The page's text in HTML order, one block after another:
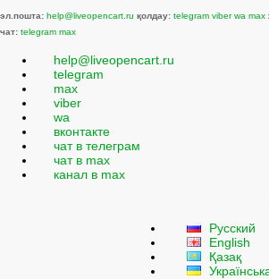
эл.пошта: help@liveopencart.ru қолдау: telegram viber wa max
чат: telegram max
help@liveopencart.ru
telegram
max
viber
wa
вконтакте
чат в телеграм
чат в max
канал в max
Русский
English
Қазақ